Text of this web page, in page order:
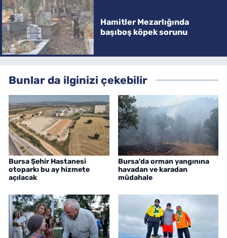
Hamitler Mezarlığında
başıboş köpek sorunu
Bunlar da ilginizi çekebilir
Bursa Şehir Hastanesi
otoparkı bu ay hizmete
açılacak
Bursa'da orman yangınına
havadan ve karadan
müdahale